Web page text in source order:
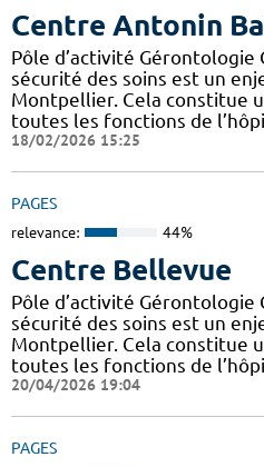
Centre Antonin
Pôle d’activité
sécurité des soins est un
Montpellier. Cela constitue
toutes les fonctions de
18/02/2026 15:25
PAGES
relevance: 44%
Centre Bellevue
Pôle d’activité
sécurité des soins est un
Montpellier. Cela constitue
toutes les fonctions de
20/04/2026 19:04
PAGES